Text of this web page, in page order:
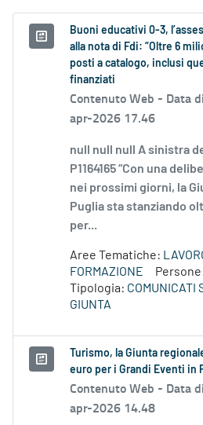
Buoni educativi 0-3,
alla nota di Fdi: “Oltre 6
posti a catalogo, inclusi
finanziati
Contenuto Web - Data
apr-2026 17.46
null null null A sinistra
P1164165 “Con una
nei prossimi giorni, la
Puglia sta stanziando
per...
Aree Tematiche:
FORMAZIONE
Tipologia: COMUNICATI
GIUNTA
Turismo, la Giunta
euro per i Grandi Eventi in
Contenuto Web - Data
apr-2026 14.48